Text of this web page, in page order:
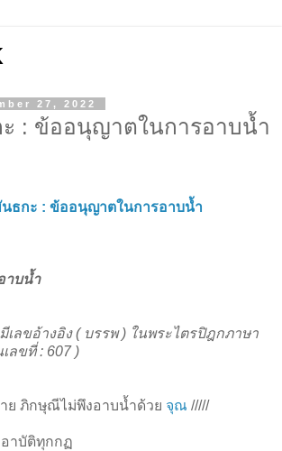
27, 2022
: ข้ออนุญาตในการอาบน้ำ
ธกะ : ข้ออนุญาตในการอาบน้ำ
าบน้ำ
เลขอ้างอิง ( บรรพ ) ในพระไตรปิฎกภาษา
ลขที่ : 607 )
ย ภิกษุณีไม่พึงอาบน้ำด้วย จุณ /////
าบัติทุกกฏ